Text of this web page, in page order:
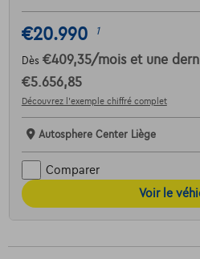
€20.990 1
Dès €409,35/mois et une
€5.656,85
Découvrez l’exemple chiffré complet
Autosphere Center Liège
Comparer
Voir le